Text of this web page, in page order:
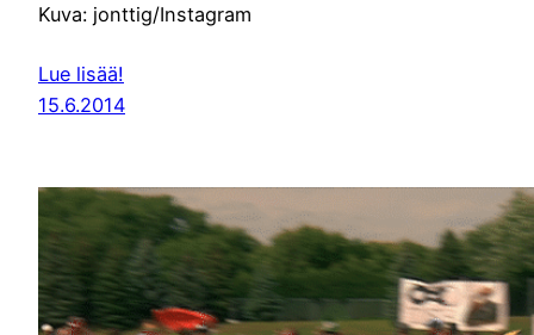
Kuva: jonttig/Instagram
Lue lisää!
15.6.2014